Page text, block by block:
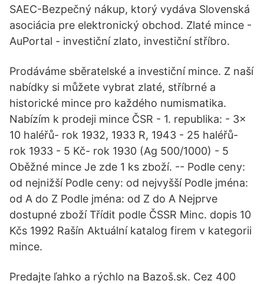
SAEC-Bezpečný nákup, ktorý vydáva Slovenská
asociácia pre elektronický obchod. Zlaté mince -
AuPortal - investiční zlato, investiční stříbro.
Prodáváme sběratelské a investiční mince. Z naší
nabídky si můžete vybrat zlaté, stříbrné a
historické mince pro každého numismatika.
Nabízím k prodeji mince ČSR - 1. republika: - 3x
10 haléřů- rok 1932, 1933 R, 1943 - 25 haléřů-
rok 1933 - 5 Kč- rok 1930 (Ag 500/1000) - 5
Oběžné mince Je zde 1 ks zboží. -- Podle ceny:
od nejnižší Podle ceny: od nejvyšší Podle jména:
od A do Z Podle jména: od Z do A Nejprve
dostupné zboží Třídit podle ČSSR Minc. dopis 10
Kčs 1992 Rašín Aktuální katalog firem v kategorii
mince.
Predajte ľahko a rýchlo na Bazoš.sk. Cez 400